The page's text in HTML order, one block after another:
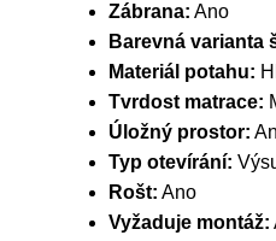
Zábrana: Ano
Barevná varianta
Materiál potahu:
Tvrdost matrace:
Úložný prostor:
Typ otevírání:
Rošt: Ano
Vyžaduje montáž: